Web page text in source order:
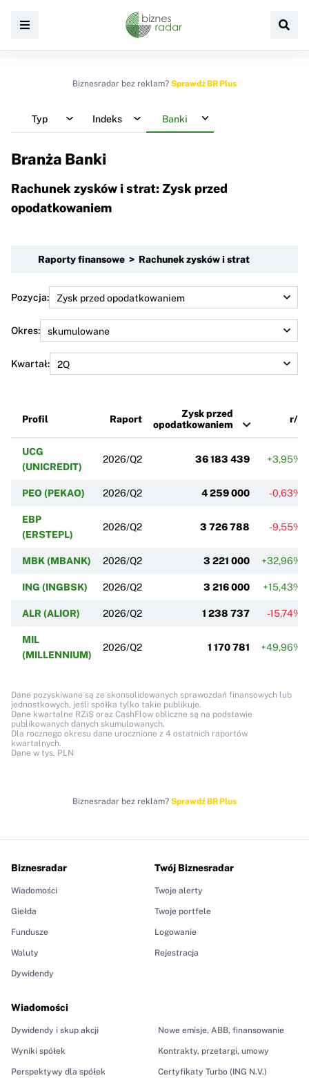
Biznesradar bez reklam? Sprawdź BR Plus
Typ Indeks Banki
Branża Banki
Rachunek zysków i strat: Zysk przed
opodatkowaniem
Raporty finansowe > Rachunek zysków i strat
Pozycja:
Okres:
Kwartał:
Profil Raport
Zysk przed
opodatkowaniem
r/r
UCG
(UNICREDIT)
2026/Q2 36 183 439 +3,95%
PEO (PEKAO) 2026/Q2 4 259 000 -0,63%
EBP
(ERSTEPL)
2026/Q2 3 726 788 -9,55%
MBK (MBANK) 2026/Q2 3 221 000 +32,96%
ING (INGBSK) 2026/Q2 3 216 000 +15,43%
ALR (ALIOR) 2026/Q2 1 238 737 -15,74%
MIL
(MILLENNIUM)
2026/Q2 1 170 781 +49,96%
Dane pozyskiwane są ze skonsolidowanych sprawozdań finansowych lub
jednostkowych, jeśli spółka tylko takie publikuje.
Dane kwartalne RZiS oraz CashFlow obliczne są na podstawie
publikowanych danych skumulowanych.
Dla rocznego okresu dane urocznione z 4 ostatnich raportów
kwartalnych.
Dane w tys. PLN
Biznesradar bez reklam? Sprawdź BR Plus
Biznesradar
Wiadomości
Giełda
Fundusze
Waluty
Dywidendy
Wiadomości
Dywidendy i skup akcji
Wyniki spółek
Perspektywy dla spółek
Nowe emisje, ABB, finansowanie
Kontrakty, przetargi, umowy
Certyfikaty Turbo (ING N.V.)
Twój Biznesradar
Twoje alerty
Twoje portfele
Logowanie
Rejestracja